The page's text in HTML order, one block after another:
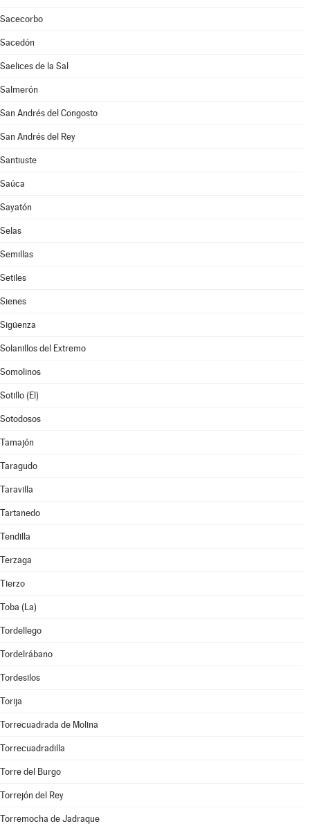
Sacecorbo
Sacedón
Saelices de la Sal
Salmerón
San Andrés del Congosto
San Andrés del Rey
Santiuste
Saúca
Sayatón
Selas
Semillas
Setiles
Sienes
Sigüenza
Solanillos del Extremo
Somolinos
Sotillo (El)
Sotodosos
Tamajón
Taragudo
Taravilla
Tartanedo
Tendilla
Terzaga
Tierzo
Toba (La)
Tordellego
Tordelrábano
Tordesilos
Torija
Torrecuadrada de Molina
Torrecuadradilla
Torre del Burgo
Torrejón del Rey
Torremocha de Jadraque